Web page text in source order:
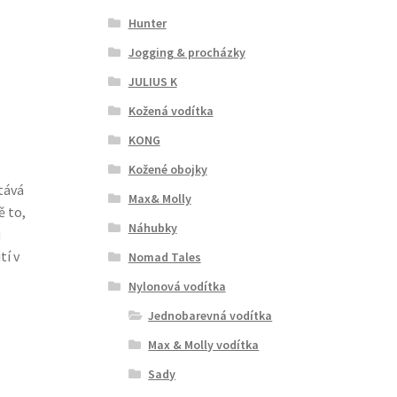
to,
v
Hunter
Jogging & procházky
JULIUS K
Kožená vodítka
KONG
Kožené obojky
Max& Molly
Náhubky
Nomad Tales
Nylonová vodítka
Jednobarevná vodítka
Max & Molly vodítka
Sady